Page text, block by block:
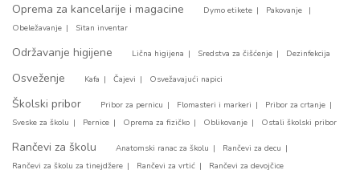
Oprema za kancelarije i magacine Dymo etikete
Pakovanje
Obeležavanje
Sitan inventar
Održavanje higijene Lična higijena Sredstva za čišćenje Dezinfekcija
Osveženje Kafa Čajevi Osvežavajući napici
Školski pribor Pribor za pernicu Flomasteri i markeri
Pribor za crtanje
Sveske za školu
Pernice Oprema za fizičko Oblikovanje Ostali školski pribor
Rančevi za školu Anatomski ranac za školu
Rančevi za decu
Rančevi za školu za tinejdžere
Rančevi za vrtić Rančevi za devojčice